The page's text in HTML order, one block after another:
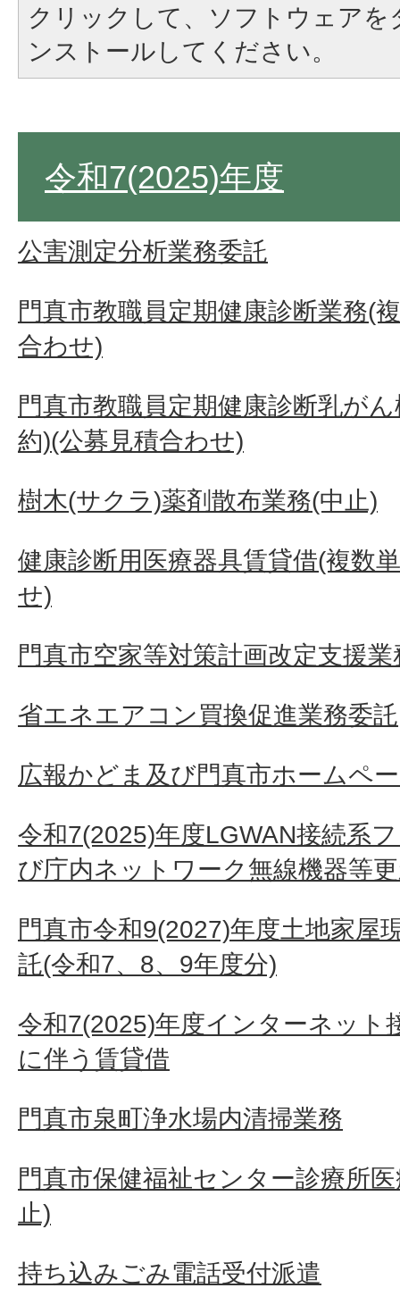
クリックして、ソフトウェア
ンストールしてください。
令和7(2025)年度
公害測定分析業務委託
門真市教職員定期健康診断業務(
合わせ)
門真市教職員定期健康診断乳が
約)(公募見積合わせ)
樹木(サクラ)薬剤散布業務(中止)
健康診断用医療器具賃貸借(複数
せ)
門真市空家等対策計画改定支援業
省エネエアコン買換促進業務委託
広報かどま及び門真市ホームペ
令和7(2025)年度LGWAN接続系
び庁内ネットワーク無線機器等
門真市令和9(2027)年度土地家屋
託(令和7、8、9年度分)
令和7(2025)年度インターネット
に伴う賃貸借
門真市泉町浄水場内清掃業務
門真市保健福祉センター診療所
止)
持ち込みごみ電話受付派遣